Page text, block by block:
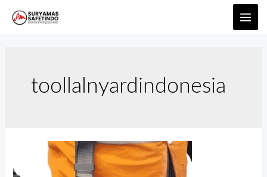
toollalnyardindonesia